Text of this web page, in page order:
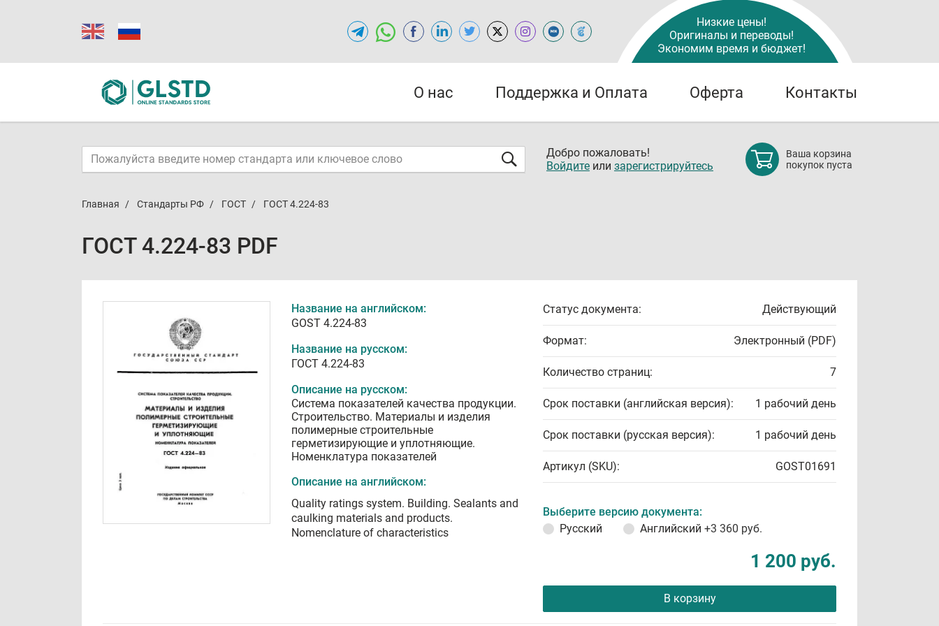
Низкие цены!
Оригиналы и переводы!
Экономим время и бюджет!
О нас Поддержка и Оплата Оферта Контакты
Добро пожаловать!
Войдите или зарегистрируйтесь
Ваша корзина
покупок пуста
Главная Стандарты РФ ГОСТ ГОСТ 4.224-83
ГОСТ 4.224-83 PDF
Название на английском:
GOST 4.224-83
Название на русском:
ГОСТ 4.224-83
Описание на русском:
Система показателей качества продукции.
Строительство. Материалы и изделия
полимерные строительные
герметизирующие и уплотняющие.
Номенклатура показателей
Описание на английском:
Quality ratings system. Building. Sealants and
caulking materials and products.
Nomenclature of characteristics
Статус документа: Действующий
Формат: Электронный (PDF)
Количество страниц: 7
Срок поставки (английская версия): 1 рабочий день
Срок поставки (русская версия): 1 рабочий день
Артикул (SKU): GOST01691
Выберите версию документа:
Русский
Английский +3 360 руб.
1 200 руб.
В корзину